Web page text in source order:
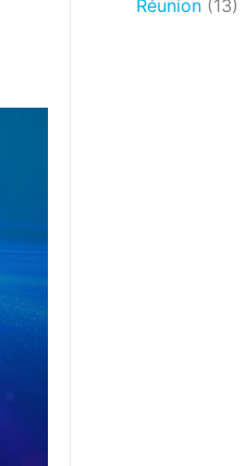
Réunion(13)